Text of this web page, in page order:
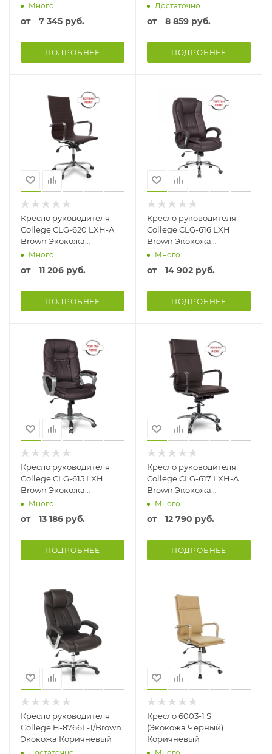
Много
от 7 345 руб.
ПОДРОБНЕЕ
Достаточно
от 8 859 руб.
ПОДРОБНЕЕ
Кресло руководителя
College CLG-620 LXH-A
Brown Экокожа
Коричневый
Много
от 11 206 руб.
ПОДРОБНЕЕ
Кресло руководителя
College CLG-616 LXH
Brown Экокожа
Коричневый
Много
от 14 902 руб.
ПОДРОБНЕЕ
Кресло руководителя
College CLG-615 LXH
Brown Экокожа
Коричневый
Много
от 13 186 руб.
ПОДРОБНЕЕ
Кресло руководителя
College CLG-617 LXH-A
Brown Экокожа
Коричневый
Много
от 12 790 руб.
ПОДРОБНЕЕ
Кресло руководителя
College H-8766L-1/Brown
Экокожа Коричневый
Кресло 6003-1 S
(Экокожа Черный)
Коричневый